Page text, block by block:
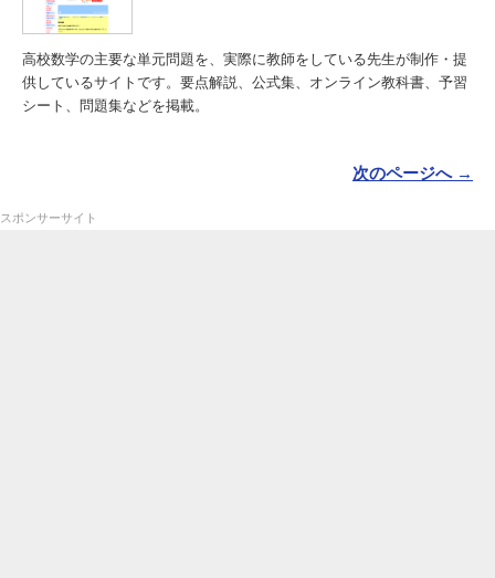
高校数学の主要な単元問題を、実際に教師をしている先生が制作・提
供しているサイトです。要点解説、公式集、オンライン教科書、予習
シート、問題集などを掲載。
次のページへ →
スポンサーサイト